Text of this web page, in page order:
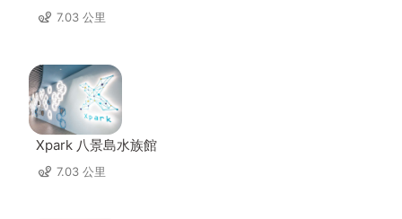
7.03 公里
Xpark 八景島水族館
7.03 公里